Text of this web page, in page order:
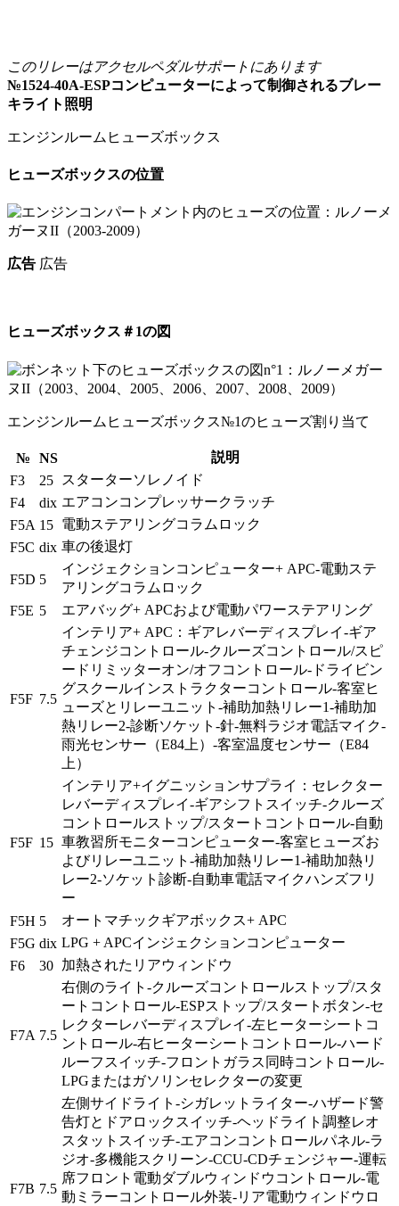
このリレーはアクセルペダルサポートにあります
№1524-40A-ESPコンピューターによって制御されるブレー
キライト照明
エンジンルームヒューズボックス
ヒューズボックスの位置
広告 広告
ヒューズボックス＃1の図
エンジンルームヒューズボックス№1のヒューズ割り当て
№ NS
説明
F3
25
スターターソレノイド
F4
dix エアコンコンプレッサークラッチ
F5A 15 電動ステアリングコラムロック
F5C dix 車の後退灯
F5D 5
インジェクションコンピューター+ APC-電動ステ
アリングコラムロック
F5E 5 エアバッグ+ APCおよび電動パワーステアリング
F5F 7.5
インテリア+ APC：ギアレバーディスプレイ-ギア
チェンジコントロール-クルーズコントロール/スピ
ードリミッターオン/オフコントロール-ドライビン
グスクールインストラクターコントロール-客室ヒ
ューズとリレーユニット-補助加熱リレー1-補助加
熱リレー2-診断ソケット-針-無料ラジオ電話マイク-
雨光センサー（E84上）-客室温度センサー（E84
上）
F5F 15
インテリア+イグニッションサプライ：セレクター
レバーディスプレイ-ギアシフトスイッチ-クルーズ
コントロールストップ/スタートコントロール-自動
車教習所モニターコンピューター-客室ヒューズお
よびリレーユニット-補助加熱リレー1-補助加熱リ
レー2-ソケット診断-自動車電話マイクハンズフリ
ー
F5H 5
オートマチックギアボックス+ APC
F5G dix LPG + APCインジェクションコンピューター
F6
30 加熱されたリアウィンドウ
F7A 7.5
右側のライト-クルーズコントロールストップ/スタ
ートコントロール-ESPストップ/スタートボタン-セ
レクターレバーディスプレイ-左ヒーターシートコ
ントロール-右ヒーターシートコントロール-ハード
ルーフスイッチ-フロントガラス同時コントロール-
LPGまたはガソリンセレクターの変更
F7B 7.5
左側サイドライト-シガレットライター-ハザード警
告灯とドアロックスイッチ-ヘッドライト調整レオ
スタットスイッチ-エアコンコントロールパネル-ラ
ジオ-多機能スクリーン-CCU-CDチェンジャー-運転
席フロント電動ダブルウィンドウコントロール-電
動ミラーコントロール外装-リア電動ウィンドウロ